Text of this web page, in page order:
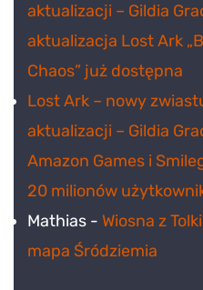
aktualizacji – Gildia
aktualizacja Lost Ark
Chaos” już dostępna
Lost Ark – nowy
aktualizacji – Gildia
Amazon Games i
20 milionów
Mathias - Wiosna z
mapa Śródziemia